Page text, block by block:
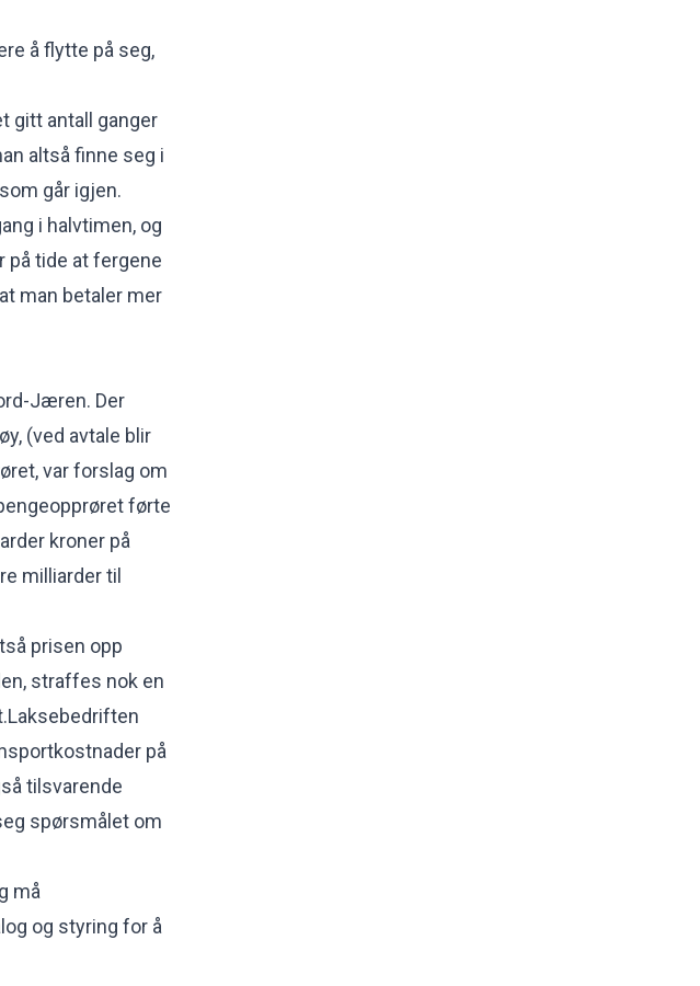
å flytte på seg,
gitt antall ganger
altså finne seg i
går igjen.
i halvtimen, og
på tide at fergene
man betaler mer
Jæren. Der
(ved avtale blir
var forslag om
førte
kroner på
milliarder til
prisen opp
straffes nok en
på
tilsvarende
spørsmålet om
må
og styring for å